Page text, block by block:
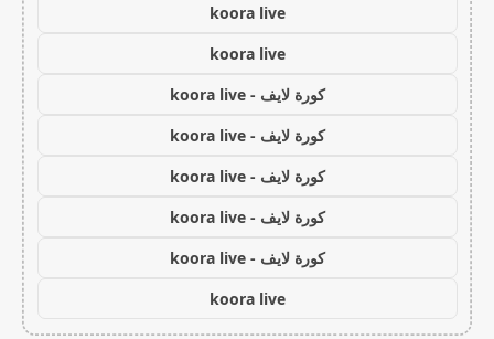
koora live
koora live
كورة لايف - koora live
كورة لايف - koora live
كورة لايف - koora live
كورة لايف - koora live
كورة لايف - koora live
koora live